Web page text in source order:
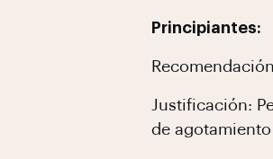
Principiantes:
Justificación:
de